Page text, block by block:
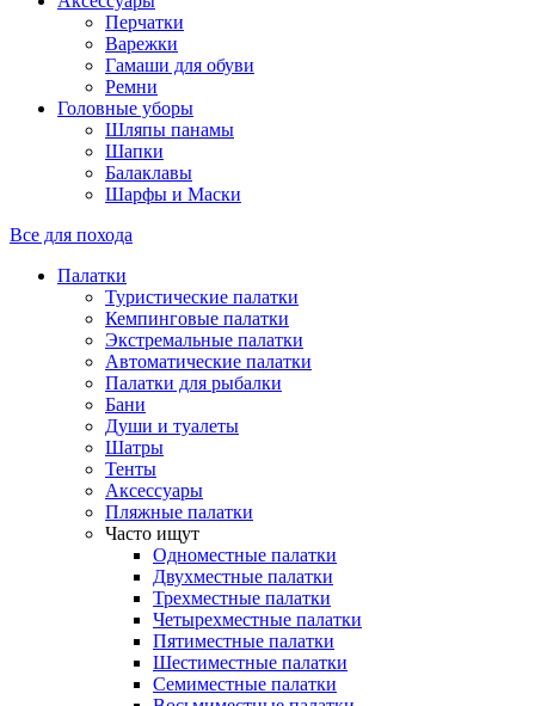
Перчатки
Варежки
Гамаши для обуви
Ремни
Головные уборы
Шляпы панамы
Шапки
Балаклавы
Шарфы и Маски
Все для похода
Палатки
Туристические палатки
Кемпинговые палатки
Экстремальные палатки
Автоматические палатки
Палатки для рыбалки
Бани
Души и туалеты
Шатры
Тенты
Аксессуары
Пляжные палатки
Часто ищут
Одноместные палатки
Двухместные палатки
Трехместные палатки
Четырехместные палатки
Пятиместные палатки
Шестиместные палатки
Семиместные палатки